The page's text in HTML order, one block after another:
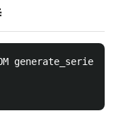
generate_series(